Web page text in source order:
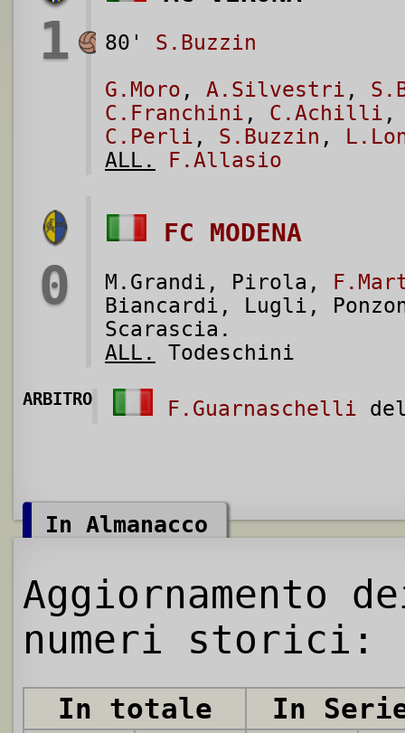
1 80' S.Buzzin
G.Moro , A.Silvestri ,
C.Franchini , C.Achilli
C.Perli , S.Buzzin ,
ALL.
F.Allasio
0
FC MODENA
M.Grandi, Pirola,
Biancardi, Lugli,
Scarascia.
ALL.
Todeschini
ARBITRO F.Guarnaschelli
In Almanacco
Aggiornamento
numeri storici:
In totale
In